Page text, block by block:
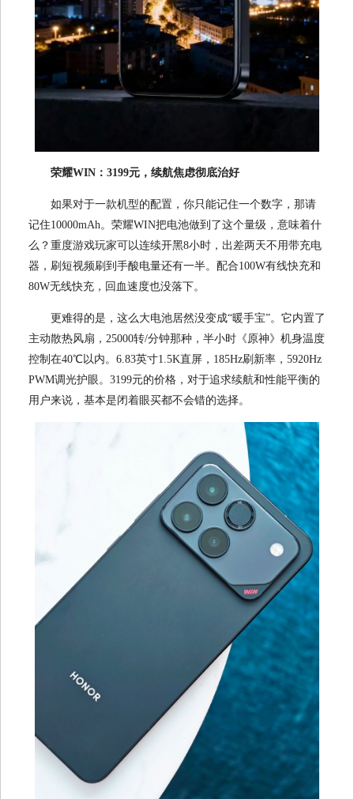
荣耀WIN：3199元，续航焦虑彻底治好
如果对于一款机型的配置，你只能记住一个数字，那请
记住10000mAh。荣耀WIN把电池做到了这个量级，意味着什
么？重度游戏玩家可以连续开黑8小时，出差两天不用带充电
器，刷短视频刷到手酸电量还有一半。配合100W有线快充和
80W无线快充，回血速度也没落下。
更难得的是，这么大电池居然没变成“暖手宝”。它内置了
主动散热风扇，25000转/分钟那种，半小时《原神》机身温度
控制在40℃以内。6.83英寸1.5K直屏，185Hz刷新率，5920Hz
PWM调光护眼。3199元的价格，对于追求续航和性能平衡的
用户来说，基本是闭着眼买都不会错的选择。